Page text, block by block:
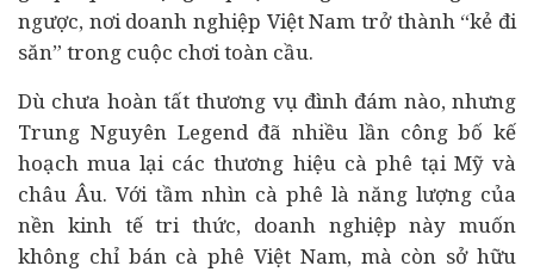
ngược, nơi doanh nghiệp Việt Nam trở thành “kẻ đi
săn” trong cuộc chơi toàn cầu.
Dù chưa hoàn tất thương vụ đình đám nào, nhưng
Trung Nguyên Legend đã nhiều lần công bố kế
hoạch mua lại các thương hiệu cà phê tại Mỹ và
châu Âu. Với tầm nhìn cà phê là năng lượng của
nền kinh tếtri thức, doanh nghiệp này muốn
không chỉ bán cà phê Việt Nam, mà còn sở hữu